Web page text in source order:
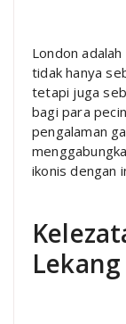
London
tidak hanya
tetapi juga
bagi para
pengalaman
ikonis dengan